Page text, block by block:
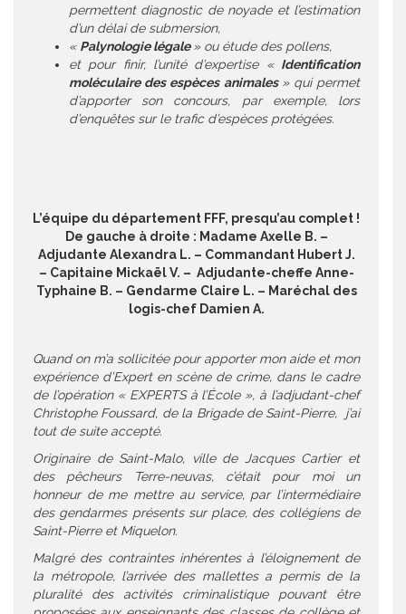
permettent diagnostic de noyade et l’estimation
d’un délai de submersion,
« Palynologie légale» ou étude des pollens,
et pour finir, l’unité d’expertise « Identification
moléculaire des espèces animales » qui permet
d’apporter son concours, par exemple, lors
d’enquêtes sur le trafic d’espèces protégées.
L’équipe du département FFF, presqu’au complet !
De gauche à droite : Madame Axelle B. –
Adjudante Alexandra L. – Commandant Hubert J.
– Capitaine Mickaël V. – Adjudante-cheffe Anne-
Typhaine B. – Gendarme Claire L. – Maréchal des
logis-chef Damien A.
Quand on m’a sollicitée pour apporter mon aide et mon
expérience d’Expert en scène de crime, dans le cadre
de l’opération « EXPERTS à l’École », à l’adjudant-chef
Christophe Foussard, de la Brigade de Saint-Pierre, j’ai
tout de suite accepté.
Originaire de Saint-Malo, ville de Jacques Cartier et
des pêcheurs Terre-neuvas, c’était pour moi un
honneur de me mettre au service, par l’intermédiaire
des gendarmes présents sur place, des collégiens de
Saint-Pierre et Miquelon.
Malgré des contraintes inhérentes à l’éloignement de
la métropole, l’arrivée des mallettes a permis de la
pluralité des activités criminalistique pouvant être